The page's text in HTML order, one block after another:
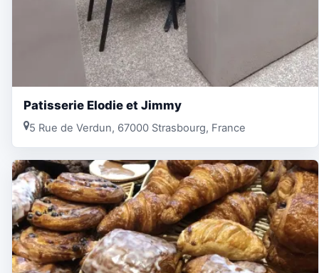
Patisserie Elodie et Jimmy
5 Rue de Verdun, 67000 Strasbourg, France